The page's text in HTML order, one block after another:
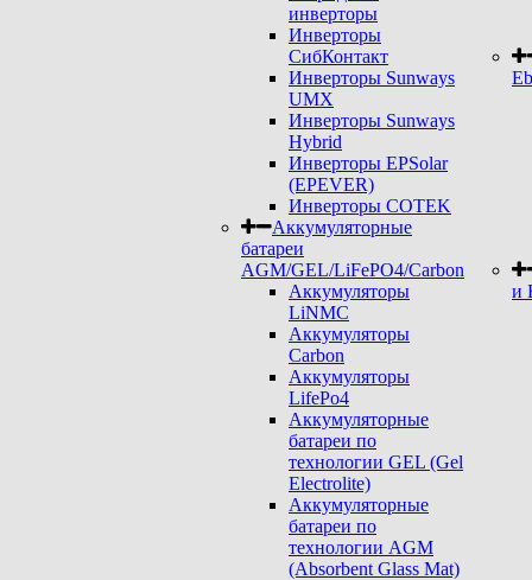
инверторы
Инверторы
СибКонтакт
Инверторы Sunways
UMX
Инверторы Sunways
Hybrid
Инверторы EPSolar
(EPEVER)
Инверторы COTEK
Аккумуляторные
батареи
AGM/GEL/LiFePO4/Carbon
Аккумуляторы
LiNMC
Аккумуляторы
Carbon
Аккумуляторы
LifePo4
Аккумуляторные
батареи по
технологии GEL (Gel
Electrolite)
Аккумуляторные
батареи по
технологии AGM
(Absorbent Glass Mat)
и